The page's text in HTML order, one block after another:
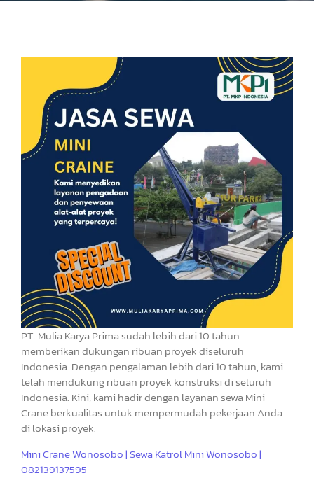
PT. Mulia Karya Prima sudah lebih dari 10 tahun
memberikan dukungan ribuan proyek diseluruh
Indonesia. Dengan pengalaman lebih dari 10 tahun, kami
telah mendukung ribuan proyek konstruksi di seluruh
Indonesia. Kini, kami hadir dengan layanan sewa Mini
Crane berkualitas untuk mempermudah pekerjaan Anda
di lokasi proyek.
Mini Crane Wonosobo | Sewa Katrol Mini Wonosobo |
082139137595